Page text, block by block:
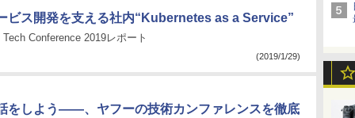
ビス開発を支える社内“Kubernetes as a Service”
Conference 2019レポート
(2019/1/29)
をしよう――、ヤフーの技術カンファレンスを徹底